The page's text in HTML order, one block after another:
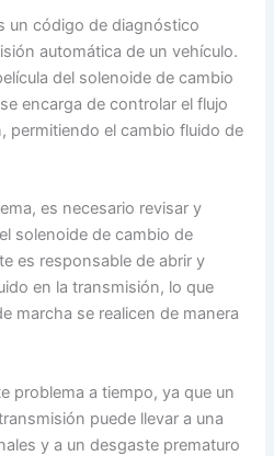
un código de diagnóstico
automática de un vehículo.
del solenoide de cambio
encarga de controlar el flujo
permitiendo el cambio fluido de
es necesario revisar y
solenoide de cambio de
es responsable de abrir y
en la transmisión, lo que
marcha se realicen de manera
problema a tiempo, ya que un
puede llevar a una
y a un desgaste prematuro